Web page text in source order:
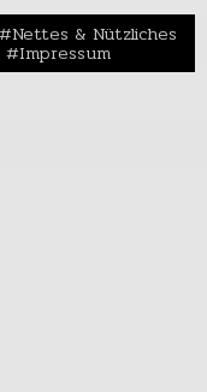
Nettes & Nützliches
Impressum